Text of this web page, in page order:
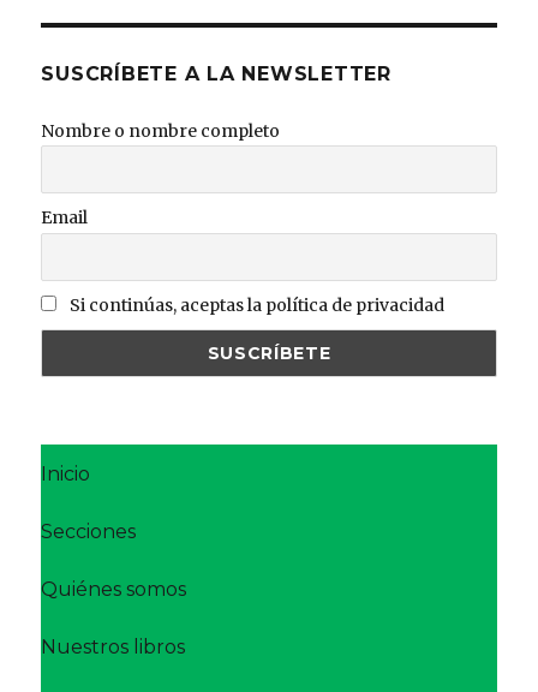
SUSCRÍBETE A LA NEWSLETTER
Nombre o nombre completo
Email
Si continúas, aceptas la política de privacidad
Inicio
Secciones
Quiénes somos
Nuestros libros